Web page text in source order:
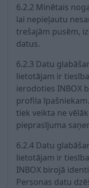
6.2.2 Minētais
lai nepieļautu
trešajām pusēm,
datus.
6.2.3 Datu
lietotājam ir
ierodoties INBOX
profila
tiek veikta ne
pieprasījuma
6.2.4 Datu
lietotājam ir
INBOX birojā
Personas datu